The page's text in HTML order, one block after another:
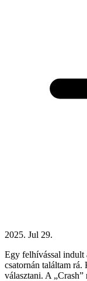
2025. Jul 29.
Egy felhívással indult
csatornán találtam
választani. A „Crash”